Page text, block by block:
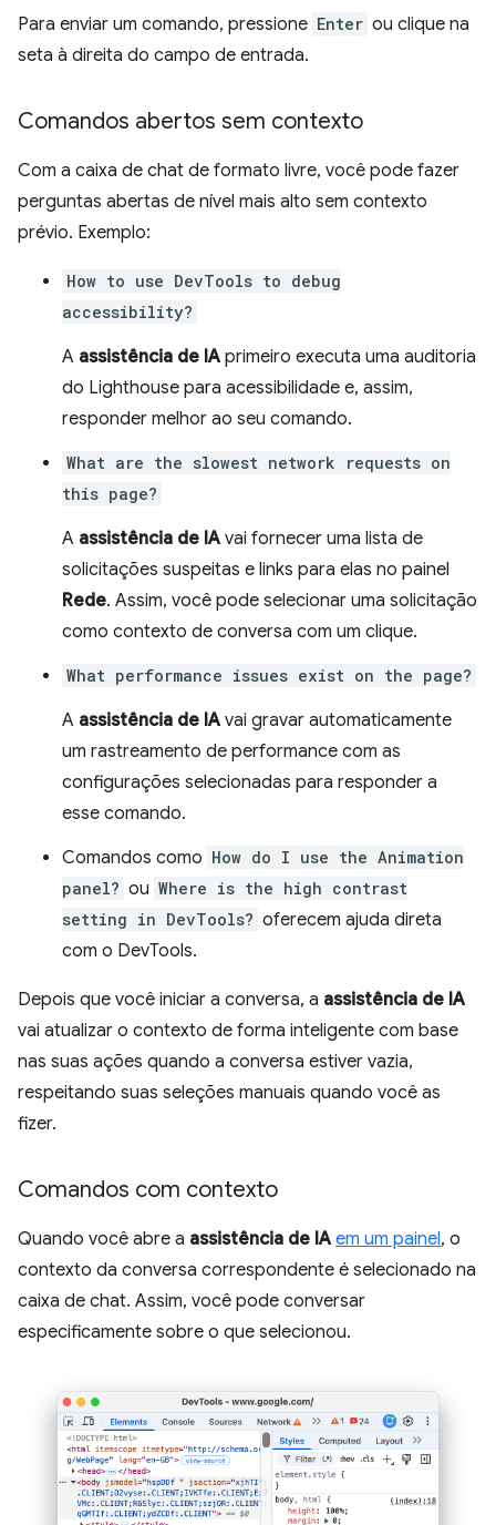
Para enviar um comando, pressione Enter ou clique na
seta à direita do campo de entrada.
Comandos abertos sem contexto
Com a caixa de chat de formato livre, você pode fazer
perguntas abertas de nível mais alto sem contexto
prévio. Exemplo:
How to use DevTools to debug
accessibility?
A assistência de IA primeiro executa uma auditoria
do Lighthouse para acessibilidade e, assim,
responder melhor ao seu comando.
What are the slowest network requests on
this page?
A assistência de IA vai fornecer uma lista de
solicitações suspeitas e links para elas no painel
Rede. Assim, você pode selecionar uma solicitação
como contexto de conversa com um clique.
What performance issues exist on the page?
A assistência de IA vai gravar automaticamente
um rastreamento de performance com as
configurações selecionadas para responder a
esse comando.
Comandos como How do I use the Animation
panel? ou Where is the high contrast
setting in DevTools? oferecem ajuda direta
com o DevTools.
Depois que você iniciar a conversa, a assistência de IA
vai atualizar o contexto de forma inteligente com base
nas suas ações quando a conversa estiver vazia,
respeitando suas seleções manuais quando você as
fizer.
Comandos com contexto
Quando você abre a assistência de IA em um painel, o
contexto da conversa correspondente é selecionado na
caixa de chat. Assim, você pode conversar
especificamente sobre o que selecionou.